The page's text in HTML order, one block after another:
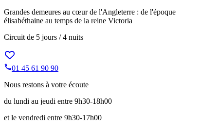
Grandes demeures au cœur de l'Angleterre : de l'époque
élisabéthaine au temps de la reine Victoria
Circuit de 5 jours / 4 nuits
01 45 61 90 90
Nous restons à votre écoute
du lundi au jeudi entre 9h30-18h00
et le vendredi entre 9h30-17h00